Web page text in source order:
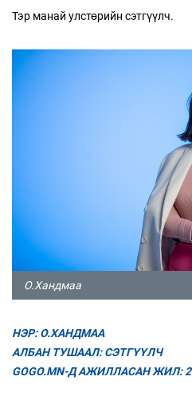
Тэр манай улстөрийн сэтгүүлч.
О.Хандмаа
НЭР: О.ХАНДМАА
АЛБАН ТУШААЛ: СЭТГҮҮЛЧ
GOGO.MN-Д АЖИЛЛАСАН ЖИЛ: 2